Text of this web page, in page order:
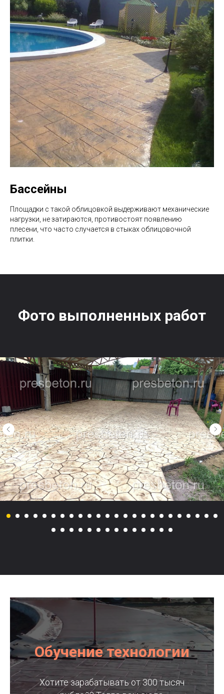
Бассейны
Площадки с такой облицовкой выдерживают механические
нагрузки, не затираются, противостоят появлению
плесени, что часто случается в стыках облицовочной
плитки.
Фото выполненных работ
Обучение технологии
Хотите зарабатывать от 300 тысяч